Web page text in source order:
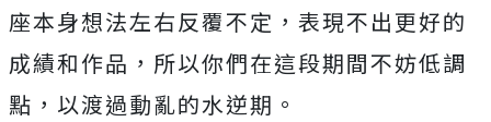
座本身想法左右反覆不定，表現不出更好的
成績和作品，所以你們在這段期間不妨低調
點，以渡過動亂的水逆期。